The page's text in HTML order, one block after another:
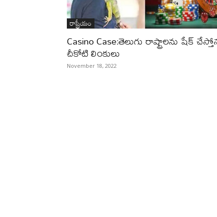
రాష్ట్రీయం
Casino Case:తెలుగు రాష్ట్రాలను షేక్
చీకోటి లింకులు
November 18, 2022